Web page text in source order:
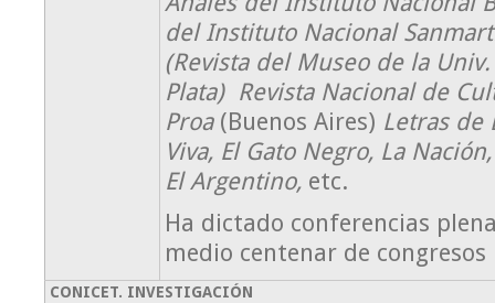
del Instituto Nacional
(Revista del Museo de la
Plata) Revista Nacional de
Proa (Buenos Aires) Letras de
Viva, El Gato Negro, La
El Argentino, etc.
Ha dictado conferencias
medio centenar de
CONICET. INVESTIGACIÓN